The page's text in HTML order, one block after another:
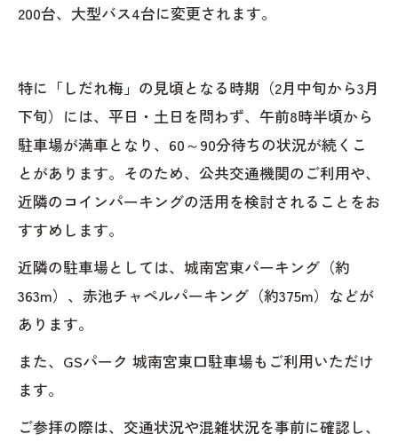
200台、大型バス4台に変更されます。
特に「しだれ梅」の見頃となる時期（2月中旬から3月
下旬）には、平日・土日を問わず、午前8時半頃から
駐車場が満車となり、60～90分待ちの状況が続くこ
とがあります。そのため、公共交通機関のご利用や、
近隣のコインパーキングの活用を検討されることをお
すすめします。
近隣の駐車場としては、城南宮東パーキング（約
363m）、赤池チャペルパーキング（約375m）などが
あります。
また、GSパーク 城南宮東口駐車場もご利用いただけ
ます。
ご参拝の際は、交通状況や混雑状況を事前に確認し、